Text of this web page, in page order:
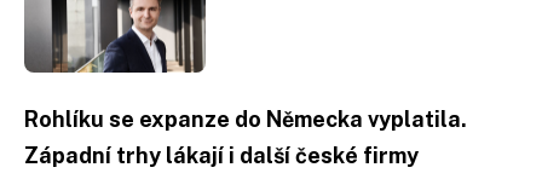
Rohlíku se expanze do Německa vyplatila.
Západní trhy lákají i další české firmy